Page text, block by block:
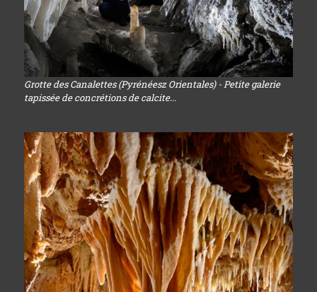
Grotte des Canalettes (Pyrénéesz Orientales) - Petite galerie
tapissée de concrétions de calcite...